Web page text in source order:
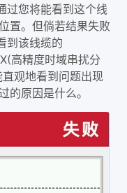
过您将能看到这个线
置。但倘若结果失败
到该线缆的
高精度时域串扰分
观地看到问题出现
的原因是什么。